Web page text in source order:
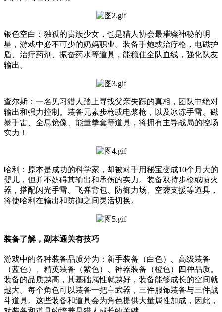
银色空白：独孤的贵族少女，也是猎人协会最璀璨神秘的明
星，游戏中必不可少的奶妈职业。装备手炮或治疗枪，电磁护
盾、治疗药剂、振奋药水等道具，能稳住全队血线，强化队友
输出。
查尔斯：一名见习猎人踏上寻找父亲失踪的真相，团队中绝对
输出和强力控制。装备元素步枪或电浆枪，以及冰冻手雷、磁
暴手雷、全息镜像、能量拳套等道具，将拥有主导战局的控场
实力！
哈利：原本是成功的科学家，却被对手用秘宝变成10个月大的
婴儿，但并不妨碍其输出和承伤的实力。装备双持步枪或喷火
器，搭配闪光手雷、飞弹背包、防御力场、空袭支援等道具，
将使哈利在输出和防御之间灵活切换。
装备了解，副本通关有技巧
游戏中的各种装备品质分为：新手装备（白色）、高级装备
（蓝色）、精英装备（紫色）、神器装备（橙色）四种品质。
装备的品质越高，其基础属性就越好，装备能够成长的空间就
越大。每个角色可以装备一把主武器，三件服饰装备与三件战
斗道具。这些装备和道具会为角色提供大量属性加成，因此，